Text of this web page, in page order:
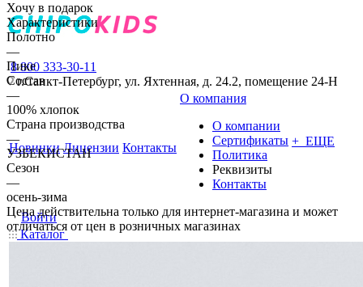
8 800 333-30-11
г.Санкт-Петербург, ул. Яхтенная, д. 24.2, помещение 24-Н
Новинки Лицензии Контакты
О компания
О компании
Сертификаты
Политика
Реквизиты
Контакты
+ ЕЩЕ
Войти
Каталог
Хочу в подарок
Характеристики
Полотно
—
Пике
Состав
—
100% хлопок
Страна производства
—
УЗБЕКИСТАН
Сезон
—
осень-зима
Цена действительна только для интернет-магазина и может
отличаться от цен в розничных магазинах